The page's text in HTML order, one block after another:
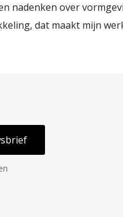
nadenken over
dat maakt mijn